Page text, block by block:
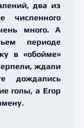
два из
численного
много. А
периоде
в «обойме»
ждали
дождались
голы, а Егор